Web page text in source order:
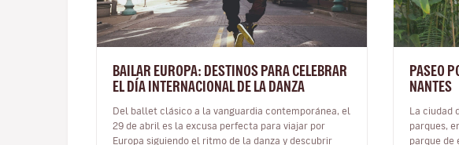
BAILAR EUROPA: DESTINOS PARA CELEBRAR
EL DÍA INTERNACIONAL DE LA DANZA
Del ballet clásico a la vanguardia contemporánea, el
29 de abril es la excusa perfecta para viajar por
Europa siguiendo el ritmo de la danza y descubrir
PASEO
NANTES
La ciudad
parques,
parque de